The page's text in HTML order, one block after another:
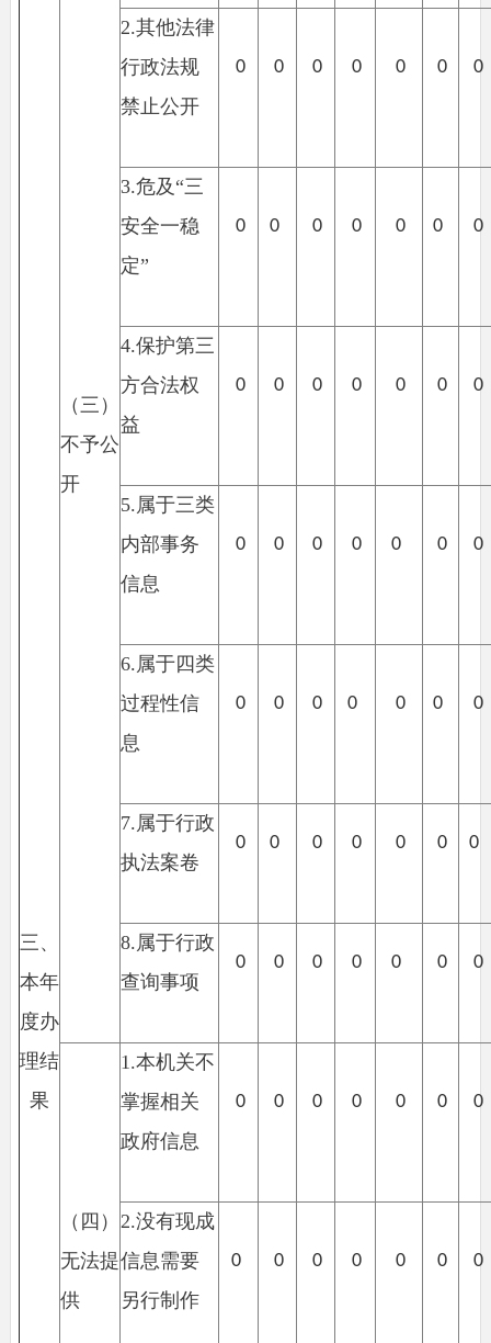
三、
本年
度办
理结
果
（三）
不予公
开
2.其他法律
行政法规
禁止公开
0 0 0 0 0 0 0
3.危及“三
安全一稳
定”
0 0 0 0 0 0 0
4.保护第三
方合法权
益
0 0 0 0 0 0 0
5. 属于三类
内部事务
信息
0 0 0 0 0 0 0
6. 属于四类
过程性信
息
0 0 0 0 0 0 0
7. 属于行政
执法案卷
0 0 0 0 0 0 0
8. 属于行政
查询事项
0 0 0 0 0 0 0
（四）
无法提
供
1.本机关不
掌握相关
政府信息
0 0 0 0 0 0 0
2.没有现成
信息需要
另行制作
0 0 0 0 0 0 0